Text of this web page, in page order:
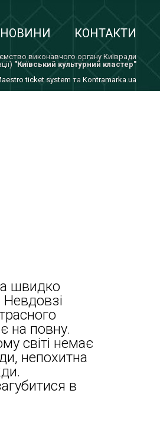
НОВИНИ КОНТАКТИ
виконавчого органу Київради
"Київський культурний кластер"
ticket system та Kontramarka.ua
швидко
на повну.
світі немає
непохитна
в